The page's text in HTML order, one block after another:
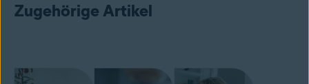
Zugehörige Artikel